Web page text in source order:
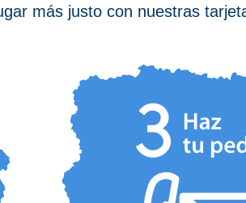
más justo con nuestras